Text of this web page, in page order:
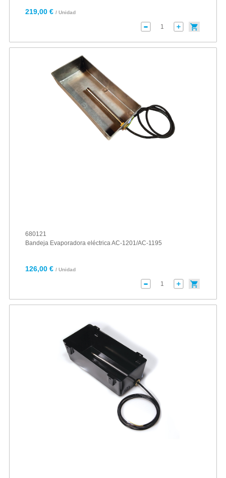
219,00 € / Unidad
680121
Bandeja Evaporadora eléctrica AC-1201/AC-1195
126,00 € / Unidad